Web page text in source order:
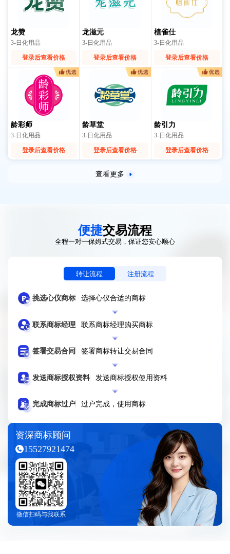
龙赞
3-日化用品
登录后查看价格
龙滋元
3-日化用品
登录后查看价格
植雀仕
3-日化用品
登录后查看价格
龄彩师
3-日化用品
登录后查看价格
龄草堂
3-日化用品
登录后查看价格
龄引力
3-日化用品
登录后查看价格
查看更多
便捷交易流程
全程一对一保姆式交易，保证您安心顺心
转让流程 注册流程
挑选心仪商标 选择心仪合适的商标
联系商标经理 联系商标经理购买商标
签署交易合同 签署商标转让交易合同
发送商标授权资料 发送商标授权使用资料
完成商标过户 过户完成，使用商标
资深商标顾问
15527921474
微信扫码与我联系